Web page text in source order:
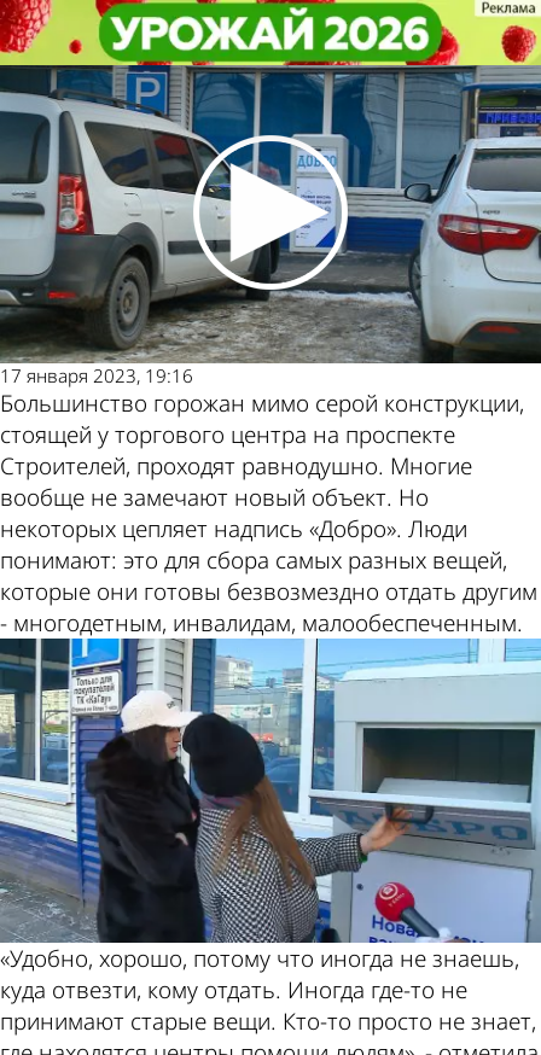
Пензенцы оценили появление на
улицах ящиков для сбора вещей
Общество
17 января 2023, 19:16
Большинство горожан мимо серой конструкции,
стоящей у торгового центра на проспекте
Строителей, проходят равнодушно. Многие
вообще не замечают новый объект. Но
некоторых цепляет надпись «Добро». Люди
понимают: это для сбора самых разных вещей,
которые они готовы безвозмездно отдать другим
- многодетным, инвалидам, малообеспеченным.
«Удобно, хорошо, потому что иногда не знаешь,
куда отвезти, кому отдать. Иногда где-то не
принимают старые вещи. Кто-то просто не знает,
Пензенцы оценили появление на
улицах ящиков для сбора вещей
Общество
Другие
новости по
теме
Погода и
курсы
валют в
Пензе